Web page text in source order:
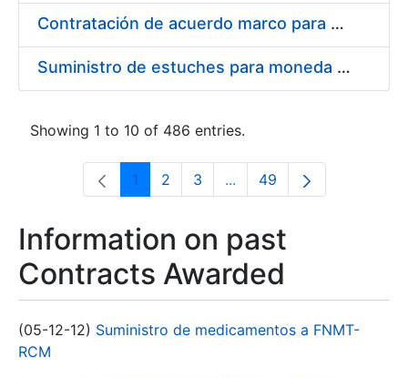
Contratación de acuerdo marco para el Suministro de Material de Electricidad para la Fábrica Nacional de Moneda y Timbre-Real Casa de la Moneda en su centro de trabajo de Burgos
Suministro de estuches para moneda de 30 €
Showing 1 to 10 of 486 entries.
Page
1 Page
2 Page
3 ...Intermediate Pages Use
Page
49
Information on past
Contracts Awarded
(05-12-12) Suministro de medicamentos a FNMT-
RCM